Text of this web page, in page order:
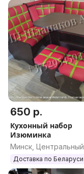
650 р.
Кухонный набор
Изюминка
Минск, Центральный
Доставка по Беларуси